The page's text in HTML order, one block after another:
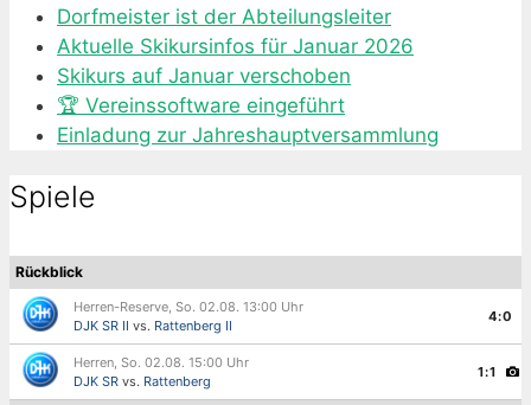
Dorfmeister ist der Abteilungsleiter
Aktuelle Skikursinfos für Januar 2026
Skikurs auf Januar verschoben
🏆 Vereinssoftware eingeführt
Einladung zur Jahreshauptversammlung
Spiele
Rückblick
Herren-Reserve, So. 02.08. 13:00 Uhr
DJK SR II vs. Rattenberg II
4:0
Herren, So. 02.08. 15:00 Uhr
DJK SR vs. Rattenberg
1:1